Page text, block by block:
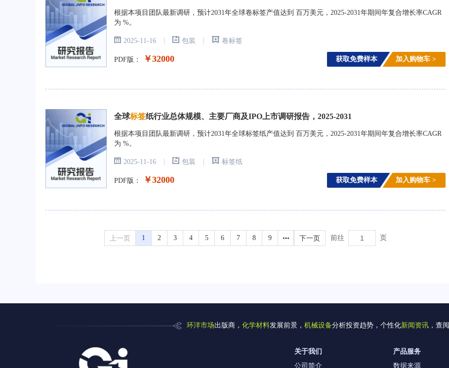
根据本项目团队最新调研，预计2031年全球卷标签产值达到 百万美元，2025-2031年期间年复合增长率CAGR
为 %。
2025-11-16 | 包装 | 卷标签
PDF版： ￥32000 获取免费样本 加入购物车 >
全球标签纸行业总体规模、主要厂商及IPO上市调研报告，2025-2031
根据本项目团队最新调研，预计2031年全球标签纸产值达到 百万美元，2025-2031年期间年复合增长率CAGR
为 %。
2025-11-16 | 包装 | 标签纸
PDF版： ￥32000 获取免费样本 加入购物车 >
上一页 1 2 3 4 5 6 7 8 9 下一页 前往 页
环洋市场出版商， 化学材料发展前景， 机械设备分析投资趋势，个性化新闻资讯 ，查阅
关于我们
公司简介
产品服务
数据来源